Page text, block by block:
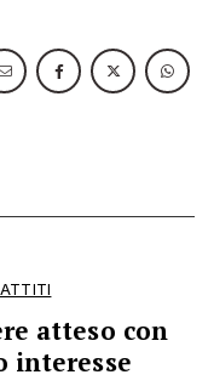
atteso con
interesse